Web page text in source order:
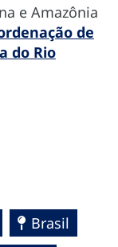
e Amazônia
de
do Rio
Brasil